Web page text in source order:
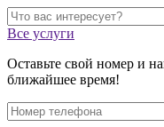
Все услуги
Оставьте свой номер и
ближайшее время!